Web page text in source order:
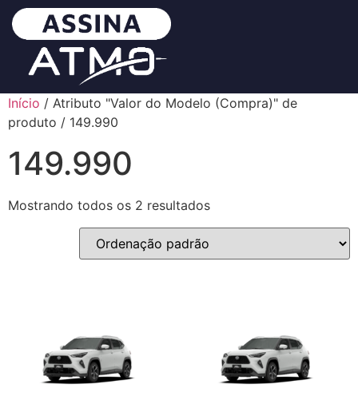
Início / Atributo "Valor do Modelo (Compra)" de
produto / 149.990
149.990
Mostrando todos os 2 resultados